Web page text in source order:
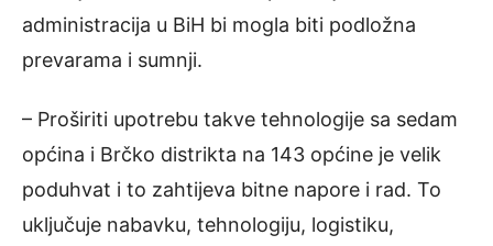
administracija u BiH bi mogla biti podložna
prevarama i sumnji.
– Proširiti upotrebu takve tehnologije sa sedam
općina i Brčko distrikta na 143 općine je velik
poduhvat i to zahtijeva bitne napore i rad. To
uključuje nabavku, tehnologiju, logistiku,